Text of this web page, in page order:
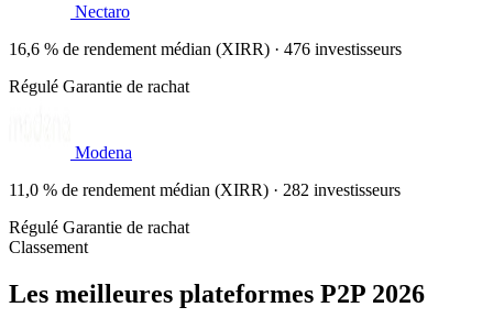
Nectaro
16,6 % de rendement médian (XIRR) · 476 investisseurs
Régulé Garantie de rachat
Modena
11,0 % de rendement médian (XIRR) · 282 investisseurs
Régulé Garantie de rachat
Classement
Les meilleures plateformes P2P 2026